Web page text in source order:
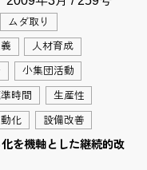
ムダ取り
人材育成
小集団活動
時間 生産性
動化 設備改善
を機軸とした継続的改